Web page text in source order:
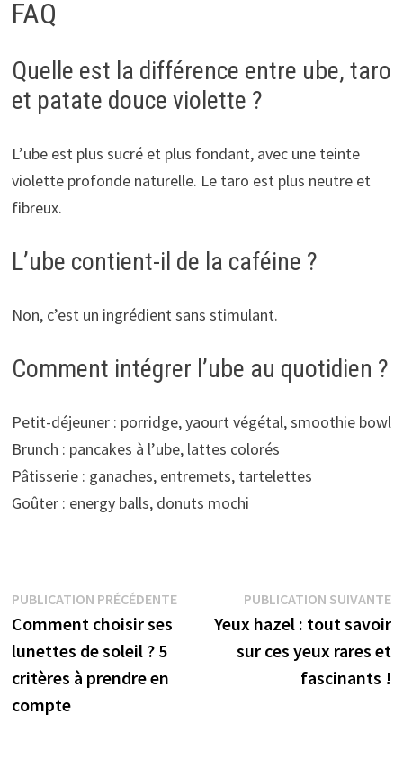
FAQ
Quelle est la différence entre ube, taro
et patate douce violette ?
L’ube est plus sucré et plus fondant, avec une teinte
violette profonde naturelle. Le taro est plus neutre et
fibreux.
L’ube contient-il de la caféine ?
Non, c’est un ingrédient sans stimulant.
Comment intégrer l’ube au quotidien ?
Petit-déjeuner : porridge, yaourt végétal, smoothie bowl
Brunch : pancakes à l’ube, lattes colorés
Pâtisserie : ganaches, entremets, tartelettes
Goûter : energy balls, donuts mochi
Navigation
de
l’article
PUBLICATION PRÉCÉDENTEPublication
précédente :
Comment choisir ses
lunettes de soleil ? 5
critères à prendre en
compte
PUBLICATION SUIVANTE
Yeux hazel : tout savoir
sur ces yeux rares et
fascinants !